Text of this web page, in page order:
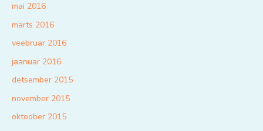
mai 2016
märts 2016
veebruar 2016
jaanuar 2016
detsember 2015
november 2015
oktoober 2015